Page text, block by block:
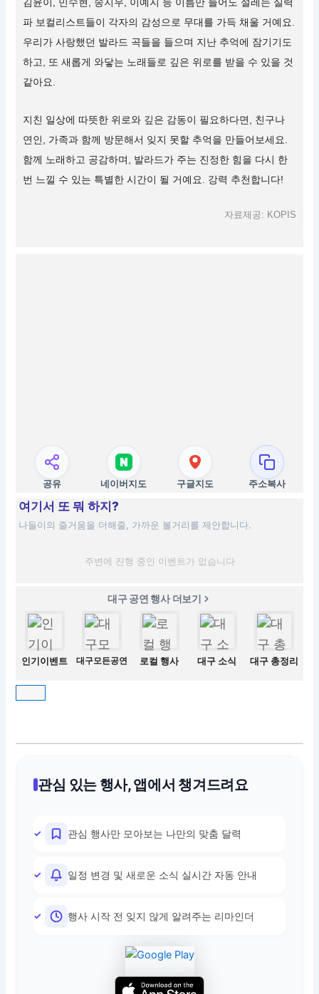
김윤이, 민수현, 송지우, 이예지 등 이름만 들어도 설레는 실력
파 보컬리스트들이 각자의 감성으로 무대를 가득 채울 거예요.
우리가 사랑했던 발라드 곡들을 들으며 지난 추억에 잠기기도
하고, 또 새롭게 와닿는 노래들로 깊은 위로를 받을 수 있을 것
같아요.
지친 일상에 따뜻한 위로와 깊은 감동이 필요하다면, 친구나
연인, 가족과 함께 방문해서 잊지 못할 추억을 만들어보세요.
함께 노래하고 공감하며, 발라드가 주는 진정한 힘을 다시 한
번 느낄 수 있는 특별한 시간이 될 거예요. 강력 추천합니다!
자료제공: KOPIS
공유 네이버지도 구글지도 주소복사
여기서 또 뭐 하지?
나들이의 즐거움을 더해줄, 가까운 볼거리를 제안합니다.
주변에 진행 중인 이벤트가 없습니다
대구 공연 행사 더보기
인기이벤트 대구모든공연 로컬 행사 대구 소식 대구 총정리
관심 있는 행사, 앱에서 챙겨드려요
관심 행사만 모아보는 나만의 맞춤 달력
일정 변경 및 새로운 소식 실시간 자동 안내
행사 시작 전 잊지 않게 알려주는 리마인더